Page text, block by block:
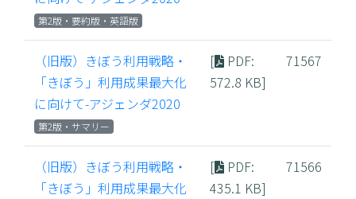
第2版・要約版・英語版
（旧版）きぼう利用戦略・
「きぼう」利用成果最大化
に向けて-アジェンダ2020
第2版・サマリー
[ PDF:
572.8 KB]
71567
（旧版）きぼう利用戦略・
「きぼう」利用成果最大化
[ PDF:
435.1 KB]
71566